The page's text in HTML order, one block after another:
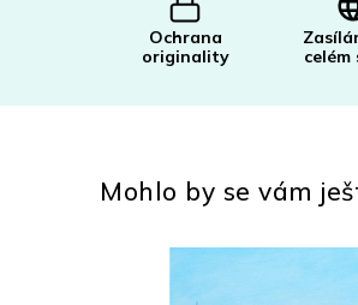
Mohlo by se vám
Ochrana
originality
celém